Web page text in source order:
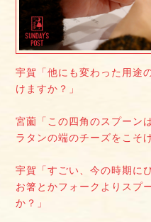
宇賀「他にも変わった用途
けますか？」
宮薗「この四角のスプーン
ラタンの端のチーズをこそ
宇賀「すごい、今の時期に
お箸とかフォークよりスプ
か？」